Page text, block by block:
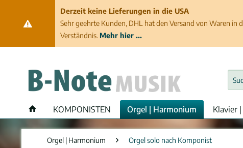
Derzeit keine Lieferungen in die USA
Sehr geehrte Kunden, DHL hat den Versand von Waren
Verständnis. Mehr hier ...
KOMPONISTEN Orgel | Harmonium Klavier
Orgel | Harmonium Orgel solo nach Komponist